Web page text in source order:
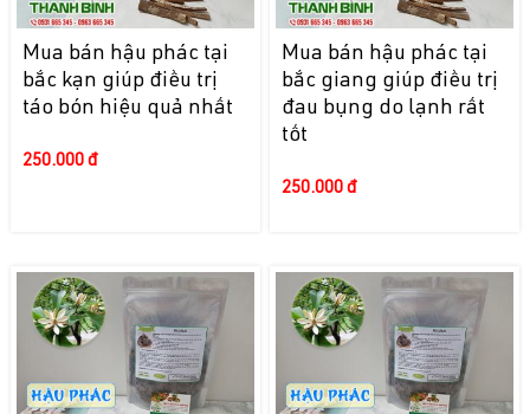
Mua bán hậu phác tại
bắc kạn giúp điều trị
táo bón hiệu quả nhất
250.000 đ
Mua bán hậu phác tại
bắc giang giúp điều trị
đau bụng do lạnh rất
tốt
250.000 đ